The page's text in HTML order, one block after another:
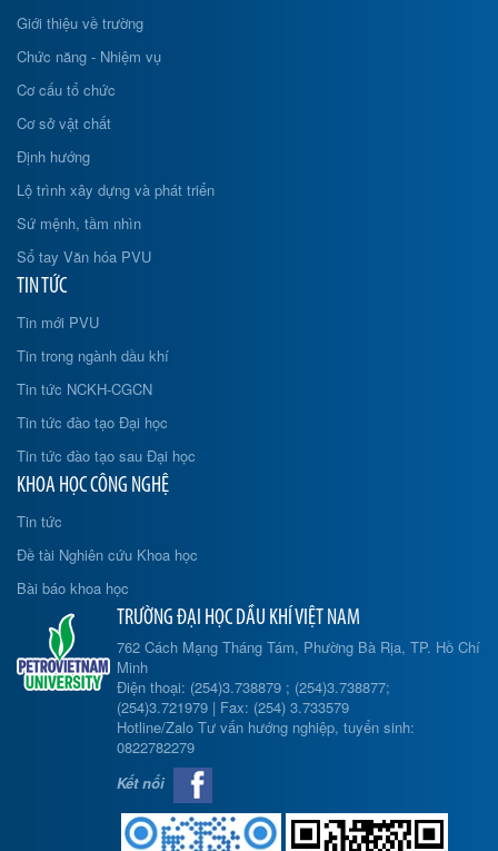
Giới thiệu về trường
Chức năng - Nhiệm vụ
Cơ cấu tổ chức
Cơ sở vật chất
Định hướng
Lộ trình xây dựng và phát triển
Sứ mệnh, tầm nhìn
Sổ tay Văn hóa PVU
TIN TỨC
Tin mới PVU
Tin trong ngành dầu khí
Tin tức NCKH-CGCN
Tin tức đào tạo Đại học
Tin tức đào tạo sau Đại học
KHOA HỌC CÔNG NGHỆ
Tin tức
Đề tài Nghiên cứu Khoa học
Bài báo khoa học
TRƯỜNG ĐẠI HỌC DẦU KHÍ VIỆT NAM
762 Cách Mạng Tháng Tám, Phường Bà Rịa, TP. Hồ Chí
Minh
Điện thoại: (254)3.738879 ; (254)3.738877;
(254)3.721979 | Fax: (254) 3.733579
Hotline/Zalo Tư vấn hướng nghiệp, tuyển sinh:
0822782279
Kết nối